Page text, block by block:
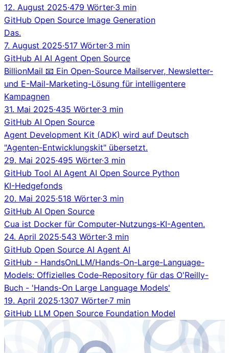
12. August 2025·479 Wörter·3 min
GitHub Open Source Image Generation
Das.
7. August 2025·517 Wörter·3 min
GitHub AI AI Agent Open Source
BillionMail 📧 Ein Open-Source Mailserver, Newsletter-
und E-Mail-Marketing-Lösung für intelligentere
Kampagnen
31. Mai 2025·435 Wörter·3 min
GitHub AI Open Source
Agent Development Kit (ADK) wird auf Deutsch
"Agenten-Entwicklungskit" übersetzt.
29. Mai 2025·495 Wörter·3 min
GitHub Tool AI Agent AI Open Source Python
KI-Hedgefonds
20. Mai 2025·518 Wörter·3 min
GitHub AI Open Source
Cua ist Docker für Computer-Nutzungs-KI-Agenten.
24. April 2025·543 Wörter·3 min
GitHub Open Source AI Agent AI
GitHub - HandsOnLLM/Hands-On-Large-Language-
Models: Offizielles Code-Repository für das O'Reilly-
Buch - 'Hands-On Large Language Models'
19. April 2025·1307 Wörter·7 min
GitHub LLM Open Source Foundation Model